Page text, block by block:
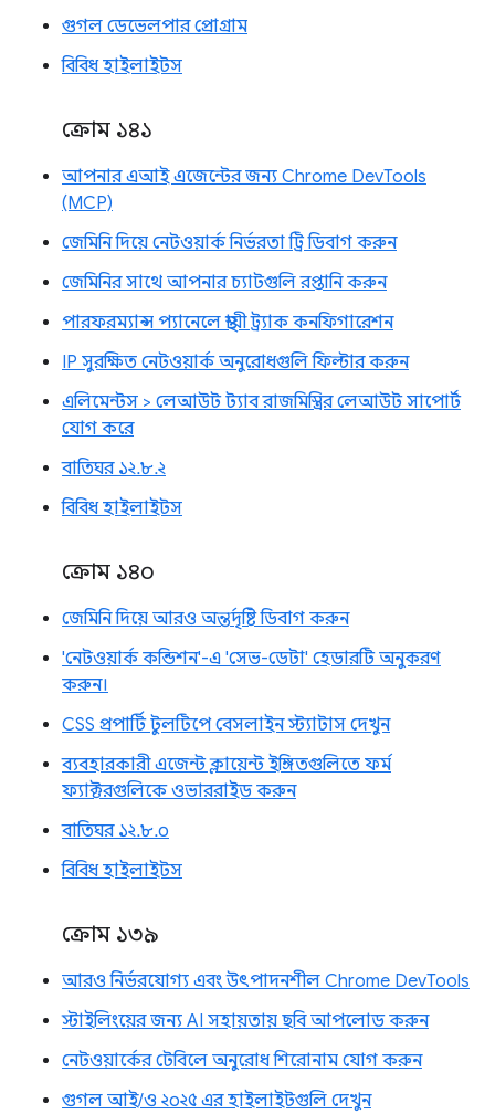
গুগল ডেভেলপার প্রোগ্রাম
বিবিধ হাইলাইটস
ক্রোম ১৪১
আপনার এআই এজেন্টের জন্য Chrome DevTools
(MCP)
জেমিনি দিয়ে নেটওয়ার্ক নির্ভরতা ট্রি ডিবাগ করুন
জেমিনির সাথে আপনার চ্যাটগুলি রপ্তানি করুন
পারফরম্যান্স প্যানেলে স্থায়ী ট্র্যাক কনফিগারেশন
IP সুরক্ষিত নেটওয়ার্ক অনুরোধগুলি ফিল্টার করুন
এলিমেন্টস > লেআউট ট্যাব রাজমিস্ত্রির লেআউট সাপোর্ট
যোগ করে
বাতিঘর ১২.৮.২
বিবিধ হাইলাইটস
ক্রোম ১৪০
জেমিনি দিয়ে আরও অন্তর্দৃষ্টি ডিবাগ করুন
'নেটওয়ার্ক কন্ডিশন'-এ 'সেভ-ডেটা' হেডারটি অনুকরণ
করুন।
CSS প্রপার্টি টুলটিপে বেসলাইন স্ট্যাটাস দেখুন
ব্যবহারকারী এজেন্ট ক্লায়েন্ট ইঙ্গিতগুলিতে ফর্ম
ফ্যাক্টরগুলিকে ওভাররাইড করুন
বাতিঘর ১২.৮.০
বিবিধ হাইলাইটস
ক্রোম ১৩৯
আরও নির্ভরযোগ্য এবং উৎপাদনশীল Chrome DevTools
স্টাইলিংয়ের জন্য AI সহায়তায় ছবি আপলোড করুন
নেটওয়ার্কের টেবিলে অনুরোধ শিরোনাম যোগ করুন
গুগল আই/ও ২০২৫ এর হাইলাইটগুলি দেখুন